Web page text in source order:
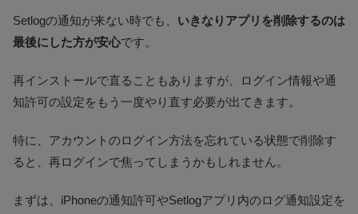
Setlogの通知が来ない時でも、 いきなりアプリを削除するのは
最後にした方が安心です。
再インストールで直ることもありますが、ログイン情報や通
知許可の設定をもう一度やり直す必要が出てきます。
特に、アカウントのログイン方法を忘れている状態で削除す
ると、再ログインで焦ってしまうかもしれません。
まずは、iPhoneの通知許可やSetlogアプリ内のログ通知設定を